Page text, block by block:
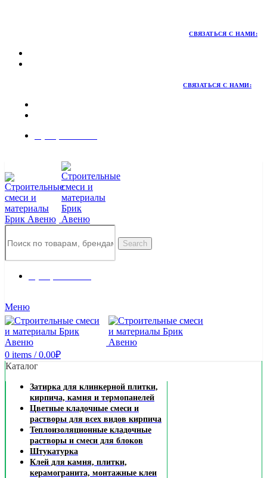
СВЯЗАТЬСЯ С НАМИ:
СВЯЗАТЬСЯ С НАМИ:
Search
Меню
0 items / 0.00₽
Каталог
Затирка для клинкерной плитки,
кирпича, камня и термопанелей
Цветные кладочные смеси и
растворы для всех видов кирпича
Теплоизоляционные кладочные
растворы и смеси для блоков
Штукатурка
Клей для камня, плитки,
керамогранита, монтажные клеи